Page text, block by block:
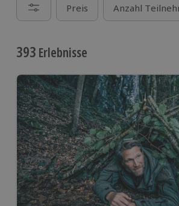
Preis Anzahl
393 Erlebnisse